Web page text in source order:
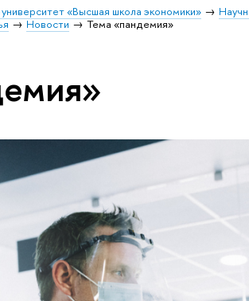
«Высшая школа экономики»
Новости Тема «пандемия»